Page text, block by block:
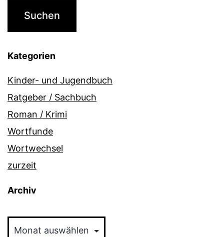
Kategorien
Kinder- und Jugendbuch
Ratgeber / Sachbuch
Roman / Krimi
Wortfunde
Wortwechsel
zurzeit
Archiv